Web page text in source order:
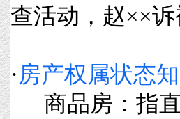
查活动，赵××
·房产权属状态
商品房：指直